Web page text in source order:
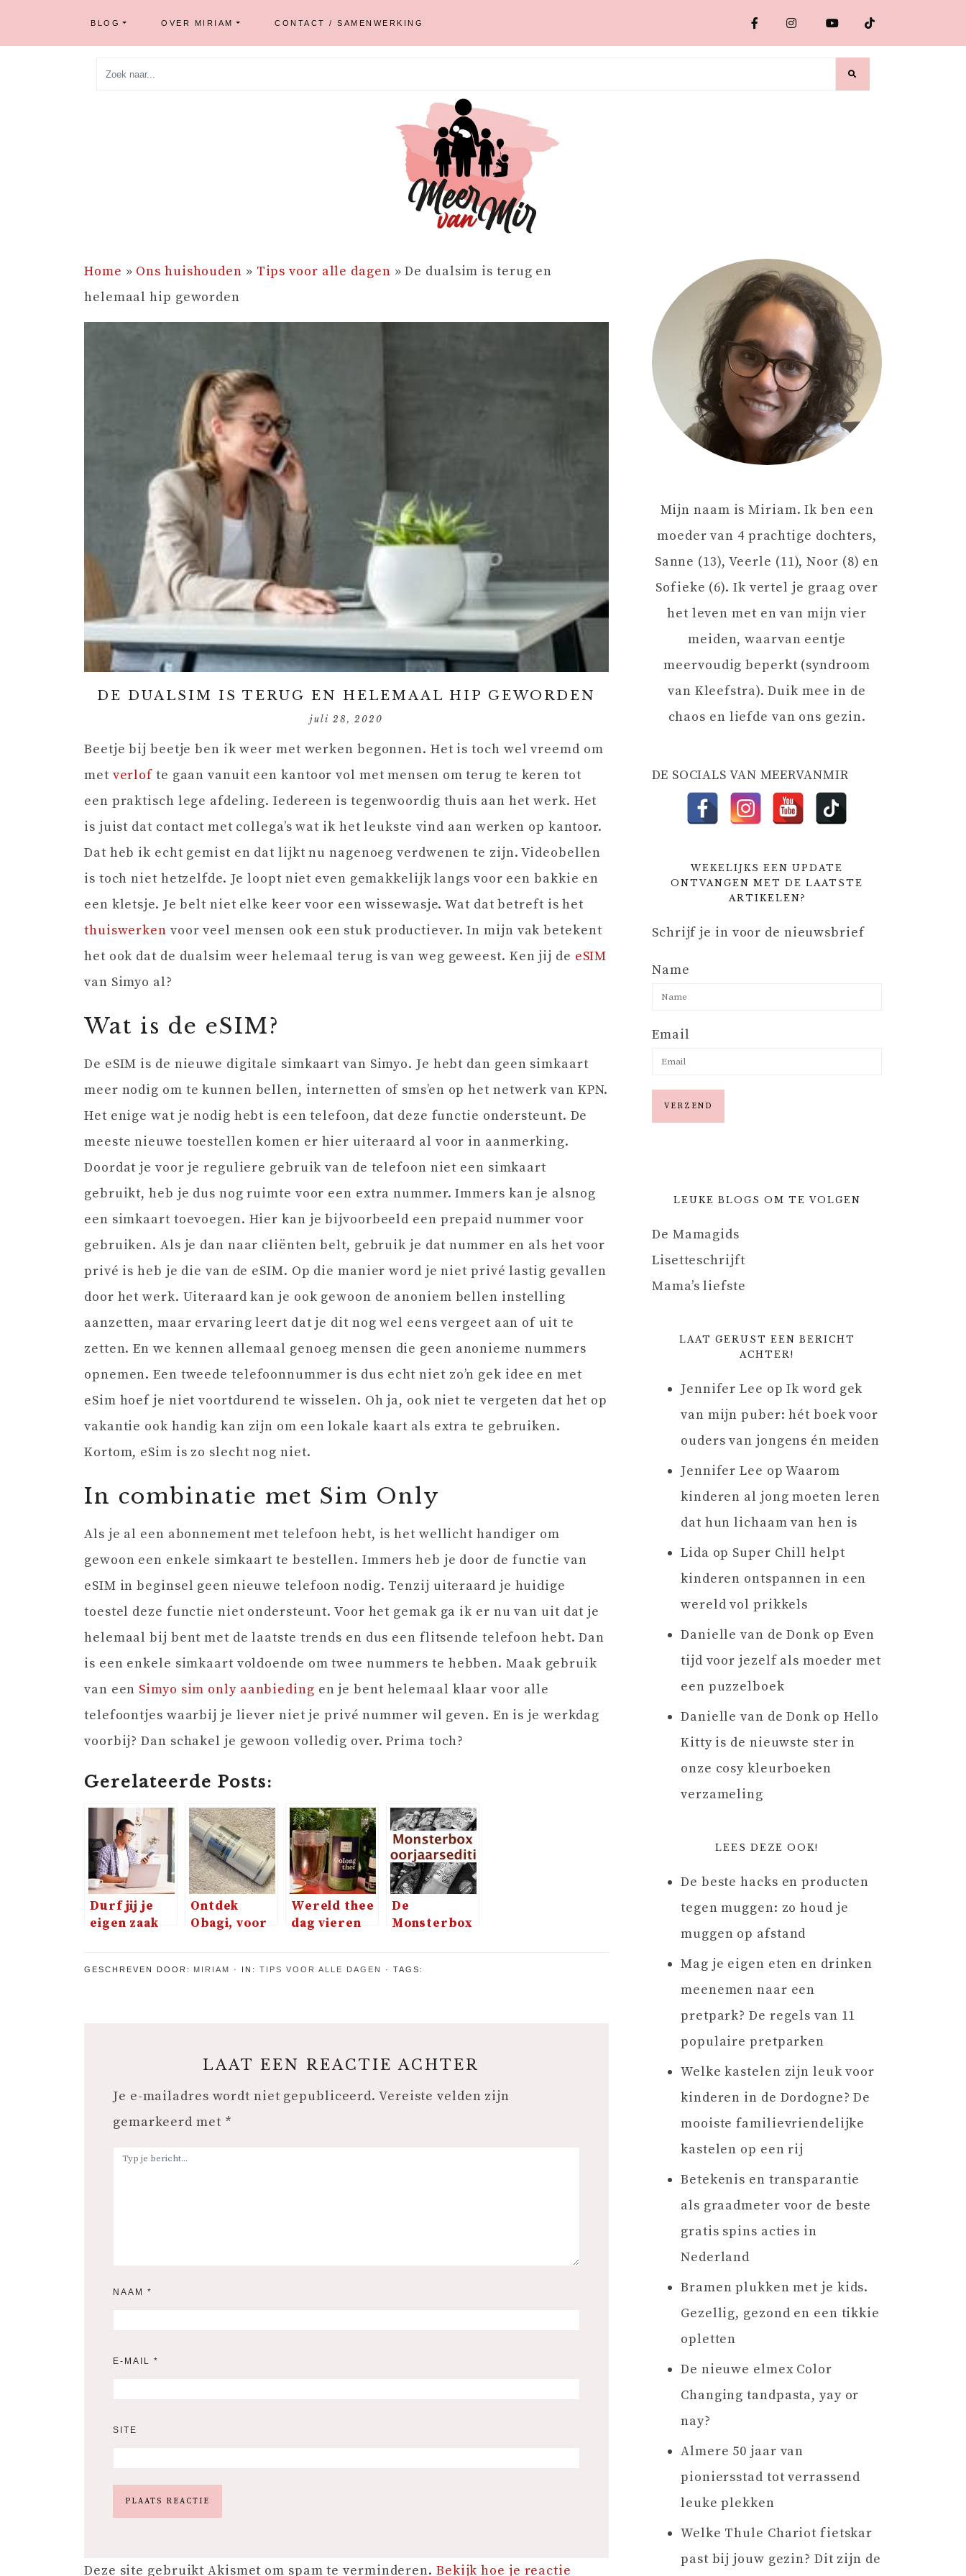
BLOG OVER MIRIAM CONTACT / SAMENWERKING
Home » Ons huishouden » Tips voor alle dagen »De dualsim is terug en
helemaal hip geworden
DE DUALSIM IS TERUG EN HELEMAAL HIP GEWORDEN
juli 28, 2020
Beetje bij beetje ben ik weer met werken begonnen. Het is toch wel vreemd om
met verlof te gaan vanuit een kantoor vol met mensen om terug te keren tot
een praktisch lege afdeling. Iedereen is tegenwoordig thuis aan het werk. Het
is juist dat contact met collega’s wat ik het leukste vind aan werken op kantoor.
Dat heb ik echt gemist en dat lijkt nu nagenoeg verdwenen te zijn. Videobellen
is toch niet hetzelfde. Je loopt niet even gemakkelijk langs voor een bakkie en
een kletsje. Je belt niet elke keer voor een wissewasje. Wat dat betreft is het
thuiswerken voor veel mensen ook een stuk productiever. In mijn vak betekent
het ook dat de dualsim weer helemaal terug is van weg geweest. Ken jij de eSIM
van Simyo al?
Wat is de eSIM?
De eSIM is de nieuwe digitale simkaart van Simyo. Je hebt dan geen simkaart
meer nodig om te kunnen bellen, internetten of sms’en op het netwerk van KPN.
Het enige wat je nodig hebt is een telefoon, dat deze functie ondersteunt. De
meeste nieuwe toestellen komen er hier uiteraard al voor in aanmerking.
Doordat je voor je reguliere gebruik van de telefoon niet een simkaart
gebruikt, heb je dus nog ruimte voor een extra nummer. Immers kan je alsnog
een simkaart toevoegen. Hier kan je bijvoorbeeld een prepaid nummer voor
gebruiken. Als je dan naar cliënten belt, gebruik je dat nummer en als het voor
privé is heb je die van de eSIM. Op die manier word je niet privé lastig gevallen
door het werk. Uiteraard kan je ook gewoon de anoniem bellen instelling
aanzetten, maar ervaring leert dat je dit nog wel eens vergeet aan of uit te
zetten. En we kennen allemaal genoeg mensen die geen anonieme nummers
opnemen. Een tweede telefoonnummer is dus echt niet zo’n gek idee en met
eSim hoef je niet voortdurend te wisselen. Oh ja, ook niet te vergeten dat het op
vakantie ook handig kan zijn om een lokale kaart als extra te gebruiken.
Kortom, eSim is zo slecht nog niet.
In combinatie met Sim Only
Als je al een abonnement met telefoon hebt, is het wellicht handiger om
gewoon een enkele simkaart te bestellen. Immers heb je door de functie van
eSIM in beginsel geen nieuwe telefoon nodig. Tenzij uiteraard je huidige
toestel deze functie niet ondersteunt. Voor het gemak ga ik er nu van uit dat je
helemaal bij bent met de laatste trends en dus een flitsende telefoon hebt. Dan
is een enkele simkaart voldoende om twee nummers te hebben. Maak gebruik
van een Simyo sim only aanbieding en je bent helemaal klaar voor alle
telefoontjes waarbij je liever niet je privé nummer wil geven. En is je werkdag
voorbij? Dan schakel je gewoon volledig over. Prima toch?
Gerelateerde Posts:
Durf jij je
eigen zaak
Ontdek
Obagi, voor
Wereld thee
dag vieren
De
Monsterbox
GESCHREVEN DOOR: MIRIAM IN: TIPS VOOR ALLE DAGEN TAGS:
LAAT EEN REACTIE ACHTER
Je e-mailadres wordt niet gepubliceerd. Vereiste velden zijn
gemarkeerd met *
NAAM *
E-MAIL *
SITE
Deze site gebruikt Akismet om spam te verminderen. Bekijk hoe je reactie
Mijn naam is Miriam. Ik ben een
moeder van 4 prachtige dochters,
Sanne (13), Veerle (11), Noor (8) en
Sofieke (6). Ik vertel je graag over
het leven met en van mijn vier
meiden, waarvan eentje
meervoudig beperkt (syndroom
van Kleefstra). Duik mee in de
chaos en liefde van ons gezin.
DE SOCIALS VAN MEERVANMIR
WEKELIJKS EEN UPDATE
ONTVANGEN MET DE LAATSTE
ARTIKELEN?
Schrijf je in voor de nieuwsbrief
Name
Email
LEUKE BLOGS OM TE VOLGEN
De Mamagids
Lisetteschrijft
Mama’s liefste
LAAT GERUST EEN BERICHT
ACHTER!
Jennifer Lee opIk word gek
van mijn puber: hét boek voor
ouders van jongens én meiden
Jennifer Lee opWaarom
kinderen al jong moeten leren
dat hun lichaam van hen is
Lida op Super Chill helpt
kinderen ontspannen in een
wereld vol prikkels
Danielle van de Donk op Even
tijd voor jezelf als moeder met
een puzzelboek
Danielle van de Donk op Hello
Kitty is de nieuwste ster in
onze cosy kleurboeken
verzameling
LEES DEZE OOK!
De beste hacks en producten
tegen muggen: zo houd je
muggen op afstand
Mag je eigen eten en drinken
meenemen naar een
pretpark? De regels van 11
populaire pretparken
Welke kastelen zijn leuk voor
kinderen in de Dordogne? De
mooiste familievriendelijke
kastelen op een rij
Betekenis en transparantie
als graadmeter voor de beste
gratis spins acties in
Nederland
Bramen plukken met je kids.
Gezellig, gezond en een tikkie
opletten
De nieuwe elmex Color
Changing tandpasta, yay or
nay?
Almere 50 jaar van
pioniersstad tot verrassend
leuke plekken
Welke Thule Chariot fietskar
past bij jouw gezin? Dit zijn de